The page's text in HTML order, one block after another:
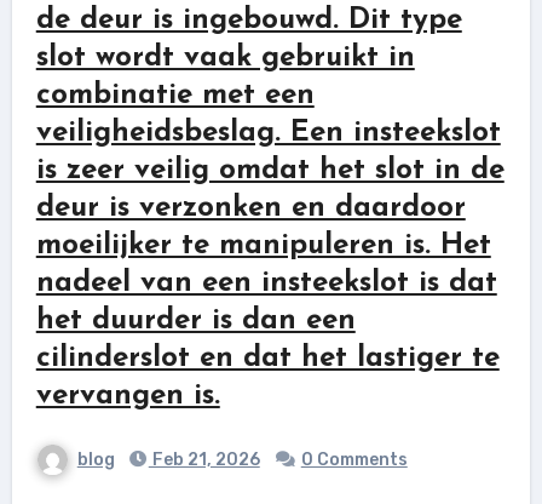
de deur is ingebouwd. Dit type
slot wordt vaak gebruikt in
combinatie met een
veiligheidsbeslag. Een insteekslot
is zeer veilig omdat het slot in de
deur is verzonken en daardoor
moeilijker te manipuleren is. Het
nadeel van een insteekslot is dat
het duurder is dan een
cilinderslot en dat het lastiger te
vervangen is.
blog Feb 21, 2026 0 Comments